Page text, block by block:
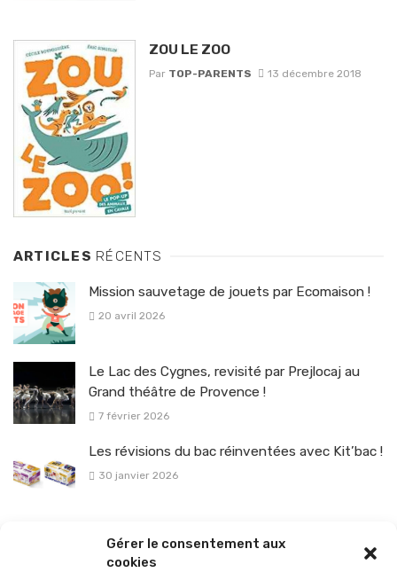
Gérer le consentement aux
cookies
ZOU LE ZOO
Par TOP-PARENTS 13 décembre 2018
ARTICLES RÉCENTS
Mission sauvetage de jouets par Ecomaison !
20 avril 2026
Le Lac des Cygnes, revisité par Prejlocaj au
Grand théâtre de Provence !
7 février 2026
Les révisions du bac réinventées avec Kit’bac !
30 janvier 2026